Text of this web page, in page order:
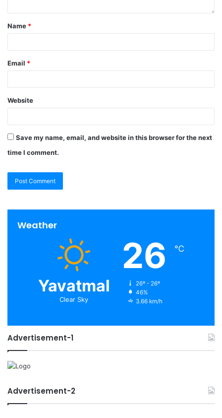
Name *
Email *
Website
Save my name, email, and website in this browser for the next
time I comment.
Weather
Yavatmal
Clear Sky
26 ℃
26º - 26º
46%
3.66 km/h
Advertisement-1
Advertisement-2